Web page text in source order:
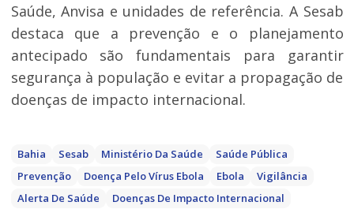
Saúde, Anvisa e unidades de referência. A Sesab
destaca que a prevenção e o planejamento
antecipado são fundamentais para garantir
segurança à população e evitar a propagação de
doenças de impacto internacional.
Bahia Sesab Ministério Da Saúde
Saúde Pública
Prevenção
Doença Pelo Vírus Ebola Ebola
Vigilância
Alerta De Saúde
Doenças De Impacto Internacional